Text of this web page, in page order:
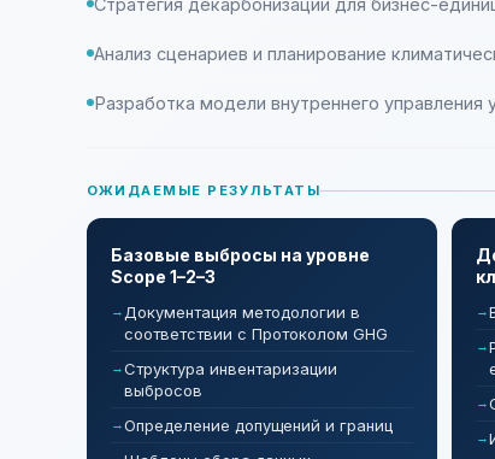
Стратегия декарбонизации для бизнес-
Анализ сценариев и планирование
Разработка модели внутреннего управления
ОЖИДАЕМЫЕ РЕЗУЛЬТАТЫ
Базовые выбросы на уровне
Scope 1–2–3
Документация методологии в
соответствии с Протоколом GHG
Структура инвентаризации
выбросов
Определение допущений и границ